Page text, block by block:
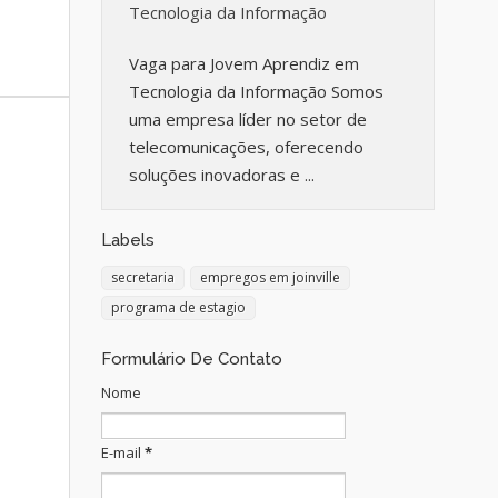
Tecnologia da Informação
Vaga para Jovem Aprendiz em
Tecnologia da Informação Somos
uma empresa líder no setor de
telecomunicações, oferecendo
soluções inovadoras e ...
Labels
secretaria
empregos em joinville
programa de estagio
Formulário De Contato
Nome
E-mail *